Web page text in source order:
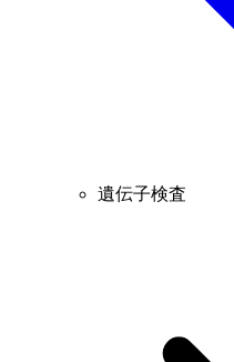
遺伝子検査